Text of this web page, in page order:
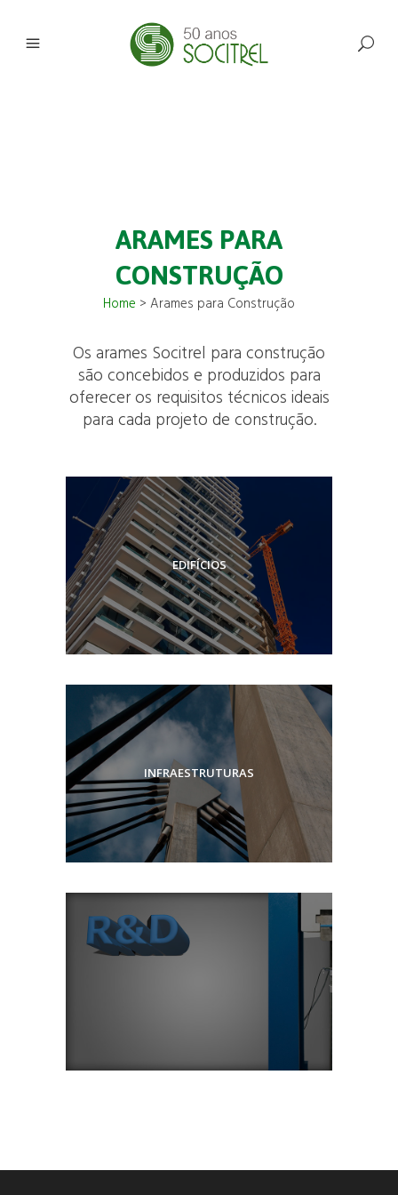
ARAMES PARA
CONSTRUÇÃO
Home > Arames para Construção
Os arames Socitrel para construção
são concebidos e produzidos para
oferecer os requisitos técnicos ideais
para cada projeto de construção.
EDIFÍCIOS
INFRAESTRUTURAS